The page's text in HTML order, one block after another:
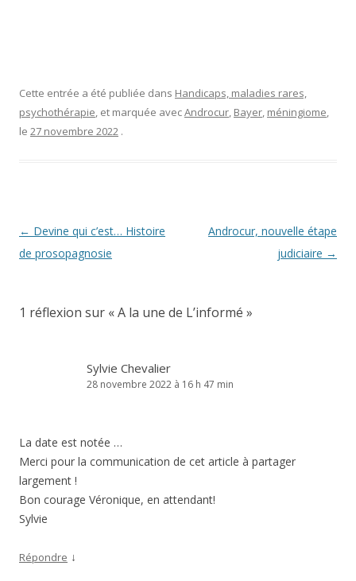
Cette entrée a été publiée dans Handicaps, maladies rares,
psychothérapie, et marquée avecAndrocur, Bayer, méningiome,
le 27 novembre 2022 .
Navigation
des
← Devine qui c’est… Histoire
de prosopagnosie
Androcur, nouvelle étape
judiciaire →
1 réflexion sur «A la une de L’informé »
Sylvie Chevalier
28 novembre 2022 à 16 h 47 min
La date est notée …
Merci pour la communication de cet article à partager
largement !
Bon courage Véronique, en attendant!
Sylvie
Répondre ↓